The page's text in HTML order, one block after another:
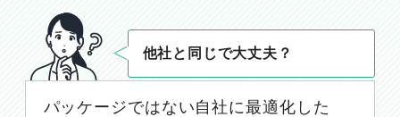
他社と同じで大丈夫？
パッケージではない自社に最適化した